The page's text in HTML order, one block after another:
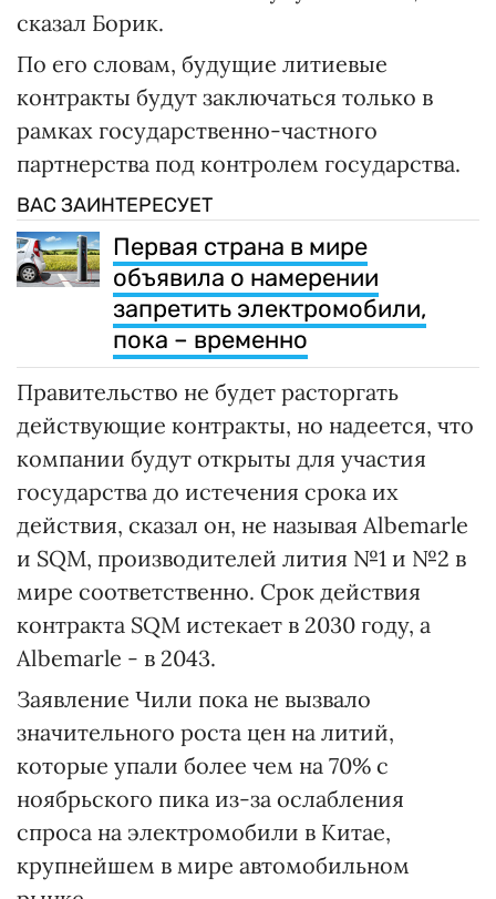
сказал Борик.
По его словам, будущие литиевые
контракты будут заключаться только в
рамках государственно-частного
партнерства под контролем государства.
ВАС ЗАИНТЕРЕСУЕТ
Первая страна в мире
объявила о намерении
запретить электромобили,
пока – временно
Правительство не будет расторгать
действующие контракты, но надеется, что
компании будут открыты для участия
государства до истечения срока их
действия, сказал он, не называя Albemarle
и SQM, производителей лития №1 и №2 в
мире соответственно. Срок действия
контракта SQM истекает в 2030 году, а
Albemarle - в 2043.
Заявление Чили пока не вызвало
значительного роста цен на литий,
которые упали более чем на 70% с
ноябрьского пика из-за ослабления
спроса на электромобили в Китае,
крупнейшем в мире автомобильном